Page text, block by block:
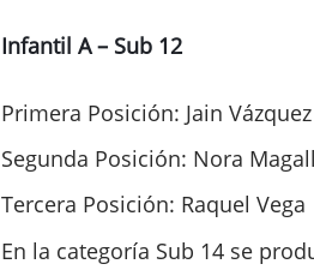
Infantil A – Sub 12
Primera Posición: Jain Vázquez
Segunda Posición: Nora
Tercera Posición: Raquel Vega
En la categoría Sub 14 se